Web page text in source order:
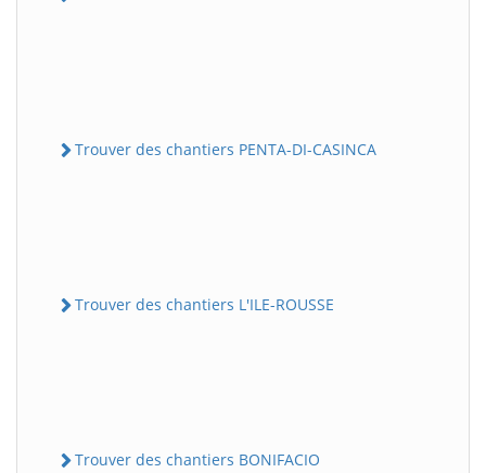
Trouver des chantiers PENTA-DI-CASINCA
Trouver des chantiers L'ILE-ROUSSE
Trouver des chantiers BONIFACIO